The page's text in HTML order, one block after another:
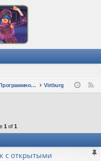
Программное обеспечение Virtburg
1 of 1
с открытыми